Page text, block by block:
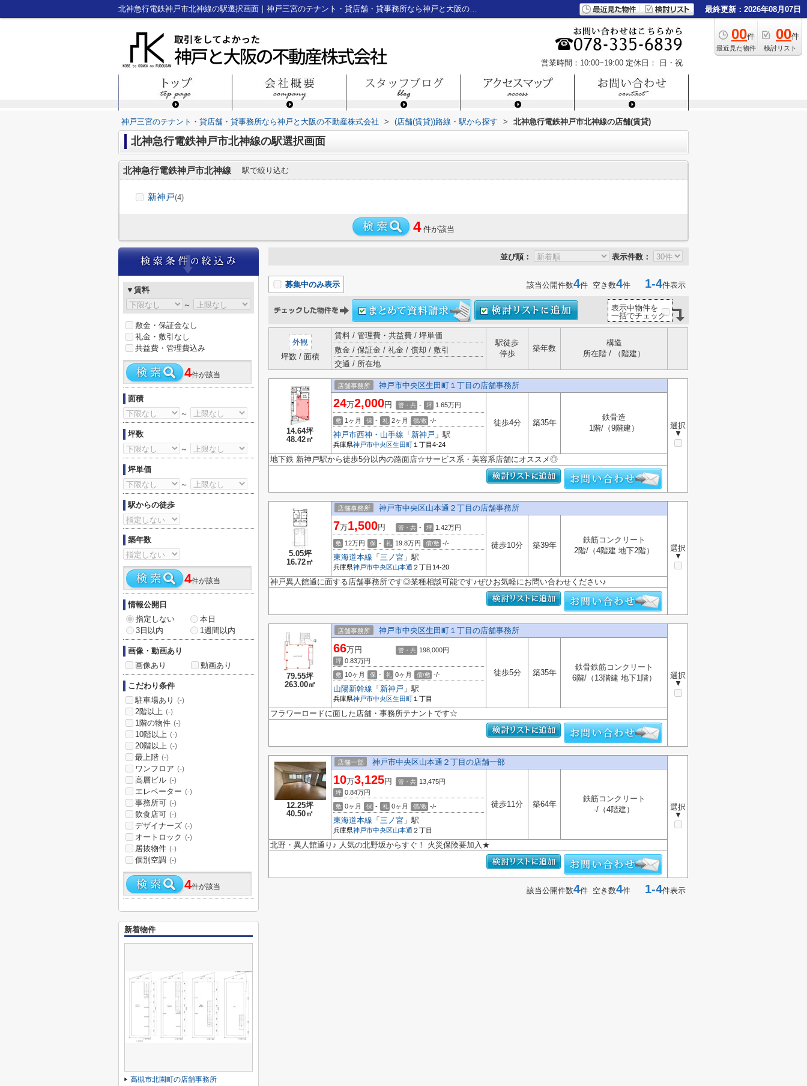
北神急行電鉄神戸市北神線の駅選択画面｜神戸三宮のテナント・貸店舗・貸事務所なら神戸と大阪の不動産株式会社 最終更新：2026年08月07日
00件
最近見た物件
00件
検討リスト
営業時間：10:00~19:00 定休日： 日・祝
神戸三宮のテナント・貸店舗・貸事務所なら神戸と大阪の不動産株式会社 > (店舗(賃貸))路線・駅から探す > 北神急行電鉄神戸市北神線の店舗(賃貸)
北神急行電鉄神戸市北神線の駅選択画面
北神急行電鉄神戸市北神線 駅で絞り込む
新神戸(4)
4 件が該当
並び順： 表示件数：
募集中のみ表示 該当公開件数4件 空き数4件 1-4件表示
表示中物件を
一括でチェック
外観
坪数 / 面積
賃料 / 管理費・共益費 / 坪単価
敷金 / 保証金 / 礼金 / 償却 / 敷引
交通 / 所在地
駅徒歩
停歩
築年数
構造
所在階 / （階建）
14.64坪
48.42㎡
店舗事務所 神戸市中央区生田町１丁目の店舗事務所
選択
▼
24万2,000円 管・共 - 坪 1.65万円
敷 1ヶ月 保 - 礼 2ヶ月 償/敷 -/-
神戸市西神・山手線 「 新神戸 」駅
兵庫県神戸市中央区生田町 １丁目4-24
徒歩4分 築35年
鉄骨造
1階/（9階建）
地下鉄 新神戸駅から徒歩5分以内の路面店☆サービス系・美容系店舗にオススメ◎
5.05坪
16.72㎡
店舗事務所 神戸市中央区山本通２丁目の店舗事務所
選択
▼
7万1,500円 管・共 - 坪 1.42万円
敷 12万円 保 - 礼 19.8万円 償/敷 -/-
東海道本線 「 三ノ宮 」駅
兵庫県神戸市中央区山本通 ２丁目14-20
徒歩10分 築39年
鉄筋コンクリート
2階/（4階建 地下2階）
神戸異人館通に面する店舗事務所です◎業種相談可能です♪ぜひお気軽にお問い合わせください♪
79.55坪
263.00㎡
店舗事務所 神戸市中央区生田町１丁目の店舗事務所
選択
▼
66万円 管・共 198,000円
坪 0.83万円
敷 10ヶ月 保 - 礼 0ヶ月 償/敷 -/-
山陽新幹線 「 新神戸 」駅
兵庫県神戸市中央区生田町 １丁目
徒歩5分 築35年
鉄骨鉄筋コンクリート
6階/（13階建 地下1階）
フラワーロードに面した店舗・事務所テナントです☆
12.25坪
40.50㎡
店舗一部 神戸市中央区山本通２丁目の店舗一部
選択
▼
10万3,125円 管・共 13,475円
坪 0.84万円
敷 0ヶ月 保 - 礼 0ヶ月 償/敷 -/-
東海道本線 「 三ノ宮 」駅
兵庫県神戸市中央区山本通 ２丁目
徒歩11分 築64年
鉄筋コンクリート
-/（4階建）
北野・異人館通り♪ 人気の北野坂からすぐ！ 火災保険要加入★
該当公開件数4件 空き数4件 1-4件表示
▼賃料
～
敷金・保証金なし
礼金・敷引なし
共益費・管理費込み
4件が該当
面積
～
坪数
～
坪単価
～
駅からの徒歩
築年数
4件が該当
情報公開日
指定しない
本日
3日以内
1週間以内
画像・動画あり
画像あり
動画あり
こだわり条件
駐車場あり
(-)
2階以上 (-)
1階の物件 (-)
10階以上 (-)
20階以上 (-)
最上階 (-)
ワンフロア (-)
高層ビル (-)
エレベーター (-)
事務所可 (-)
飲食店可 (-)
デザイナーズ (-)
オートロック (-)
居抜物件 (-)
個別空調 (-)
4件が該当
新着物件
高槻市北園町の店舗事務所